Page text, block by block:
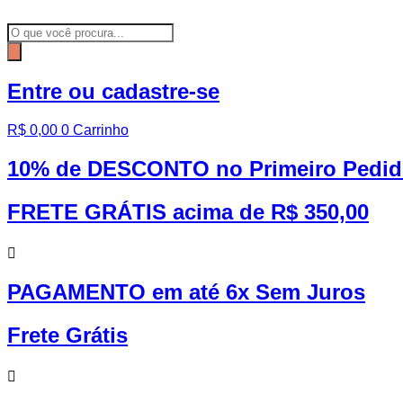
para
o
conteúdo
Pesquisar
produtos
Entre ou cadastre-se
R$ 0,00 0 Carrinho
10% de DESCONTO no Primeiro
FRETE GRÁTIS acima de R$ 350,00
PAGAMENTO em até 6x Sem Juros
Frete Grátis